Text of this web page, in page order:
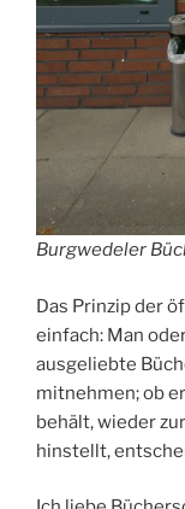
Burgwedeler
Das Prinzip der
einfach: Man
ausgeliebte
mitnehmen; ob
behält, wieder
hinstellt,